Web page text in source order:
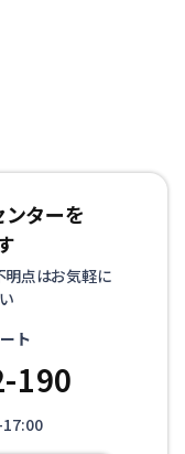
ターを
明点はお気軽に
ト
190